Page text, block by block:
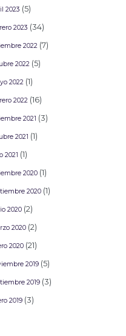
2023 (5)
2023 (34)
2022(7)
2022(5)
2022(1)
2022(16)
2021 (3)
2021 (1)
2021 (1)
2020(1)
2020(1)
2020(2)
2020(2)
2020(21)
2019(5)
2019(3)
2019(3)